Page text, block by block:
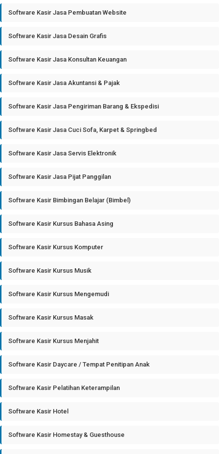
Software Kasir Jasa Pembuatan Website
Software Kasir Jasa Desain Grafis
Software Kasir Jasa Konsultan Keuangan
Software Kasir Jasa Akuntansi & Pajak
Software Kasir Jasa Pengiriman Barang & Ekspedisi
Software Kasir Jasa Cuci Sofa, Karpet & Springbed
Software Kasir Jasa Servis Elektronik
Software Kasir Jasa Pijat Panggilan
Software Kasir Bimbingan Belajar (Bimbel)
Software Kasir Kursus Bahasa Asing
Software Kasir Kursus Komputer
Software Kasir Kursus Musik
Software Kasir Kursus Mengemudi
Software Kasir Kursus Masak
Software Kasir Kursus Menjahit
Software Kasir Daycare / Tempat Penitipan Anak
Software Kasir Pelatihan Keterampilan
Software Kasir Hotel
Software Kasir Homestay & Guesthouse